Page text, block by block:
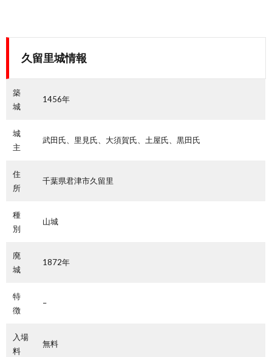
久留里城情報
築
城
1456年
城
主
武田氏、里見氏、大須賀氏、土屋氏、黒田氏
住
所
千葉県君津市久留里
種
別
山城
廃
城
1872年
特
徴
–
入場
料
無料